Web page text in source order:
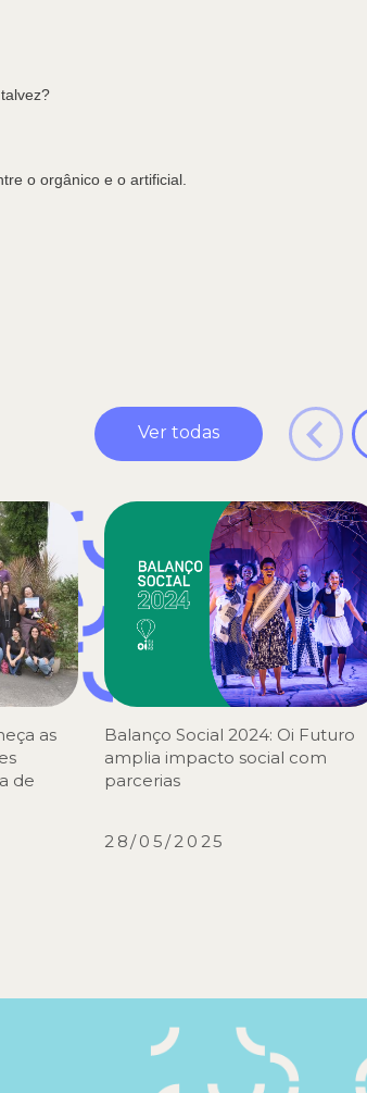
o orgânico e o artificial.
Ver todas
as
de
Balanço Social 2024: Oi Futuro
amplia impacto social com
parcerias
28/05/2025